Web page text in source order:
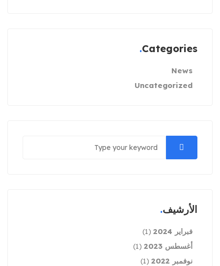
Categories
News
Uncategorized
الأرشيف
فبراير 2024 (1)
أغسطس 2023 (1)
نوفمبر 2022 (1)